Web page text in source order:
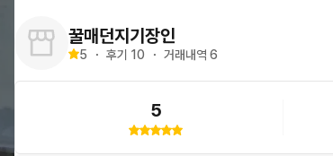
꿀매던지기장인
5 ・ 후기 10 ・ 거래내역 6
5